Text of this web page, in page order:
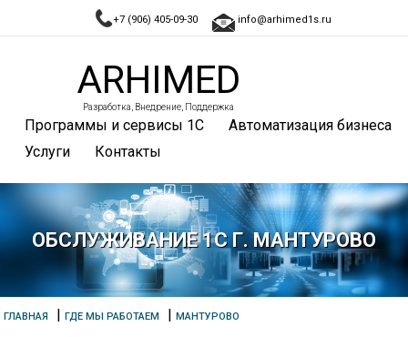
+7 (906) 405-09-30 info@arhimed1s.ru
ARHIMED
Разработка, Внедрение, Поддержка
Программы и сервисы 1С
Автоматизация бизнеса
Услуги
Контакты
ОБСЛУЖИВАНИЕ 1С Г. МАНТУРОВО
ГЛАВНАЯ |ГДЕ МЫ РАБОТАЕМ |МАНТУРОВО